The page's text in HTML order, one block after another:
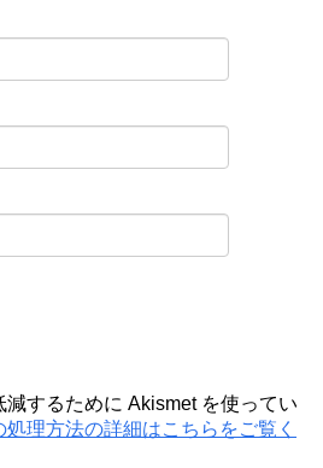
するために Akismet を使ってい
理方法の詳細はこちらをご覧く